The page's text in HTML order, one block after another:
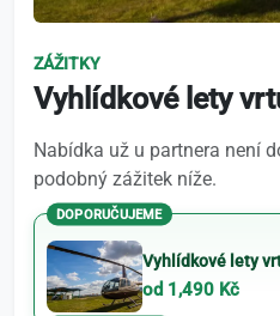
ZÁŽITKY
Vyhlídkové lety
Nabídka už u partnera není
podobný zážitek níže.
DOPORUČUJEME
Vyhlídkové lety
od 1,490 Kč